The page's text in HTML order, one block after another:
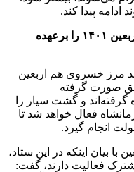
ادامه پیدا کند.
حشدالشعبی مسوولیت امنیت زائران اربعین ۱۴۰۱ را برعهده
شد مرز خسروی هم اربعین
صورت گرفته
و گشت سیار را
فعال خواهد شد تا
انجام گیرد.
بیان اینکه در این ستاد،
فعالیت دارند، گفت: